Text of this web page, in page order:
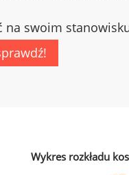
na swoim
Wykres rozkładu